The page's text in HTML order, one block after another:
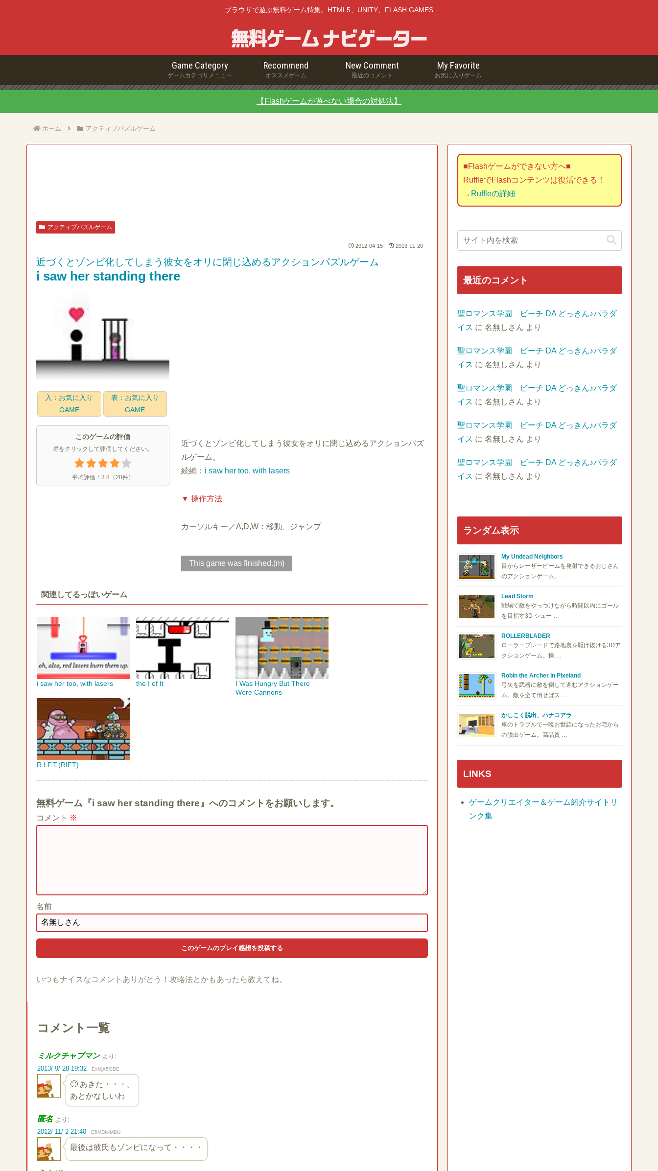
ブラウザで遊ぶ無料ゲーム特集。HTML5、UNITY、FLASH GAMES
Game Category
ゲームカテゴリメニュー
Recommend
オススメゲーム
New Comment
最近のコメント
My Favorite
お気に入りゲーム
【Flashゲームが遊べない場合の対処法】
ホーム アクティブパズルゲーム
アクティブパズルゲーム
2012-04-15 2013-11-20
近づくとゾンビ化してしまう彼女をオリに閉じ込めるアクションパズルゲーム
i saw her standing there
入：お気に入り
GAME
表：お気に入り
GAME
このゲームの評価
星をクリックして評価してください。
平均評価： 3.8 （20件）
近づくとゾンビ化してしまう彼女をオリに閉じ込めるアクションパズ
ルゲーム。
続編： i saw her too, with lasers
▼ 操作方法
カーソルキー／A,D,W：移動、ジャンプ
This game was finished.(m)
関連してるっぽいゲーム
i saw her too, with lasers the I of It
I Was Hungry But There
Were Cannons
R.I.F.T.(RIFT)
無料ゲーム『i saw her standing there』へのコメントをお願いします。
コメント ※
名前
いつもナイスなコメントありがとう！攻略法とかもあったら教えてね。
コメント一覧
ミルクチャプマン より:
2013/ 9/ 28 19:32
ExMjA5ODE
🙁 あきた・・・。
あとかなしいわ
匿名 より:
2012/ 11/ 2 21:40
E5MDkxMDU
最後は彼氏もゾンビになって・・・・
■Flashゲームができない方へ■
RuffleでFlashコンテンツは復活できる！
→ Ruffleの詳細
最近のコメント
聖ロマンス学園 ビーチ DA どっきん♪パラダ
イス に 名無しさん より
聖ロマンス学園 ビーチ DA どっきん♪パラダ
イス に 名無しさん より
聖ロマンス学園 ビーチ DA どっきん♪パラダ
イス に 名無しさん より
聖ロマンス学園 ビーチ DA どっきん♪パラダ
イス に 名無しさん より
聖ロマンス学園 ビーチ DA どっきん♪パラダ
イス に 名無しさん より
ランダム表示
My Undead Neighbors
目からレーザービームを発射できるおじさん
のアクションゲーム。 …
Lead Storm
戦場で敵をやっつけながら時間以内にゴール
を目指す3D シュー …
ROLLERBLADER
ローラーブレードで路地裏を駆け抜ける3Dア
クションゲーム。操 …
Robin the Archer in Pixeland
弓矢を武器に敵を倒して進むアクションゲー
ム。敵を全て倒せばス …
かしこく脱出、ハナコアラ
車のトラブルで一晩お世話になったお宅から
の脱出ゲーム。高品質 …
LINKS
ゲームクリエイター＆ゲーム紹介サイトリ
ンク集